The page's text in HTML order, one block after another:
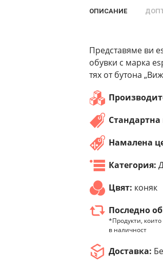
ОПИСАНИЕ
Представяме ви
обувки с марка
тях от бутона
Стандартна
Намалена
Категория:
Цвят: коняк
Последно
*Продукти,
в наличност
Доставка: